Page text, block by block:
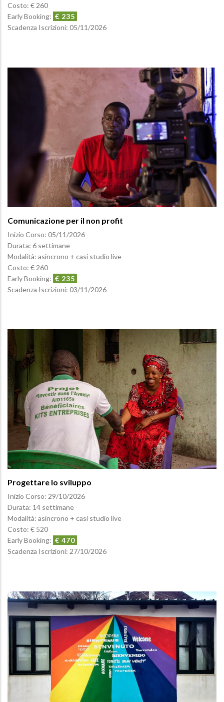
Costo: € 260
Early Booking: € 235
Scadenza Iscrizioni: 05/11/2026
Comunicazione per il non profit
Inizio Corso: 05/11/2026
Durata: 6 settimane
Modalità: asincrono + casi studio live
Costo: € 260
Early Booking: € 235
Scadenza Iscrizioni: 03/11/2026
Progettare lo sviluppo
Inizio Corso: 29/10/2026
Durata: 14 settimane
Modalità: asincrono + casi studio live
Costo: € 520
Early Booking: € 470
Scadenza Iscrizioni: 27/10/2026